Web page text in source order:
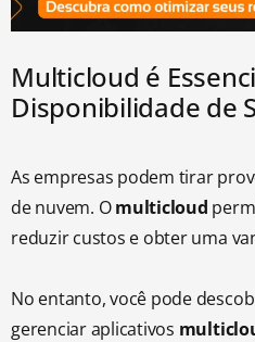
Multicloud é
Disponibilidade de
As empresas podem tirar
de nuvem. Omulticloud
reduzir custos e obter uma
No entanto, você pode
gerenciar aplicativos